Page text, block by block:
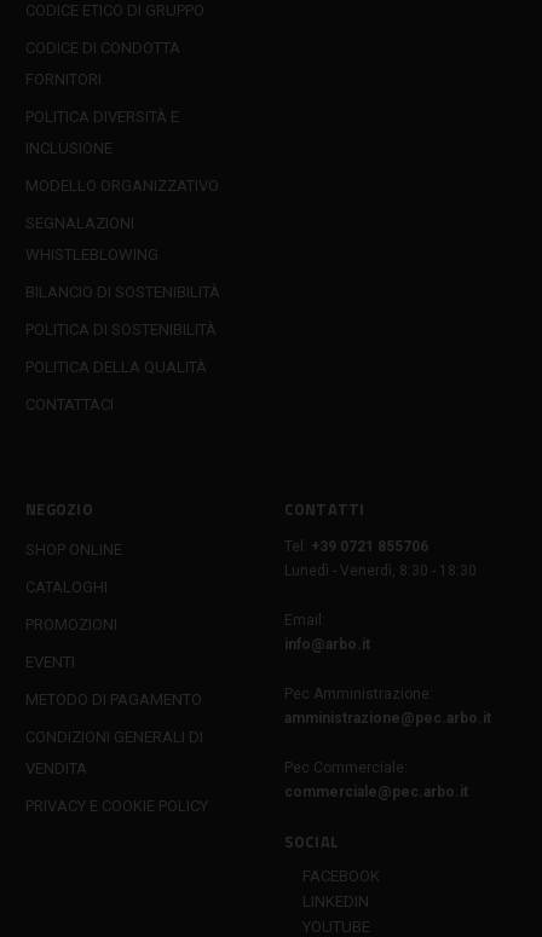
CODICE ETICO DI GRUPPO
CODICE DI CONDOTTA
FORNITORI
POLITICA DIVERSITÀ E
INCLUSIONE
MODELLO ORGANIZZATIVO
SEGNALAZIONI
WHISTLEBLOWING
BILANCIO DI SOSTENIBILITÀ
POLITICA DI SOSTENIBILITÀ
POLITICA DELLA QUALITÀ
CONTATTACI
NEGOZIO
SHOP ONLINE
CATALOGHI
PROMOZIONI
EVENTI
METODO DI PAGAMENTO
CONDIZIONI GENERALI DI
VENDITA
PRIVACY E COOKIE POLICY
CONTATTI
Tel:
+39 0721 855706
Lunedì - Venerdì, 8:30 - 18:30
Email:
info@arbo.it
Pec Amministrazione:
amministrazione@pec.arbo.it
Pec Commerciale:
commerciale@pec.arbo.it
SOCIAL
FACEBOOK
LINKEDIN
YOUTUBE